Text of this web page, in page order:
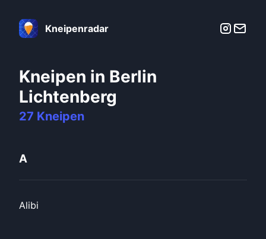
Kneipenradar
Kneipen in Berlin
Lichtenberg
27 Kneipen
A
Alibi